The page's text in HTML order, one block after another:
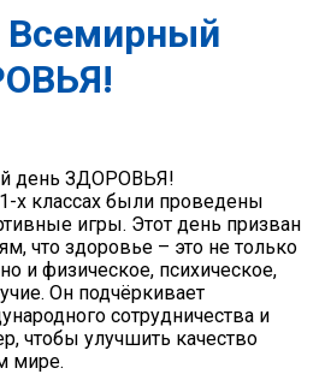
Всемирный
день ЗДОРОВЬЯ!
х классах были проведены
игры. Этот день призван
что здоровье – это не только
и физическое, психическое,
Он подчёркивает
сотрудничества и
чтобы улучшить качество
мире.